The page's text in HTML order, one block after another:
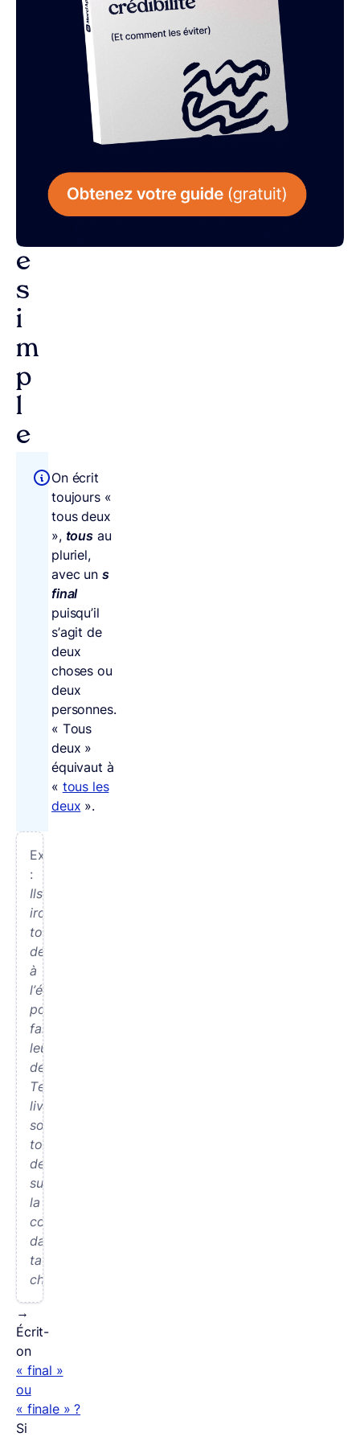
s
e
s
i
m
p
l
e
On écrit
toujours «
tous deux
», tousau
pluriel,
avec un s
final
puisqu’il
s’agit de
deux
choses ou
deux
personnes.
« Tous
deux »
équivaut à
« tous les
deux ».
Exemples
:
Ils
iront
tous
deux
à
l’étude
pour
faire
leurs
devoirs.
Tes
livres
sont
tous
deux
sur
la
commode
dans
ta
chambre.
→
Écrit-
on
« final »
ou
« finale » ?
Si